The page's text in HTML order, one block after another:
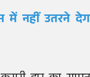
में नहीं उतरने